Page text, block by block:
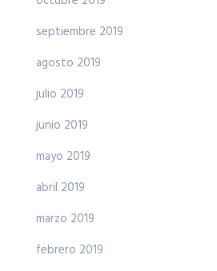
septiembre 2019
agosto 2019
julio 2019
junio 2019
mayo 2019
abril 2019
marzo 2019
febrero 2019